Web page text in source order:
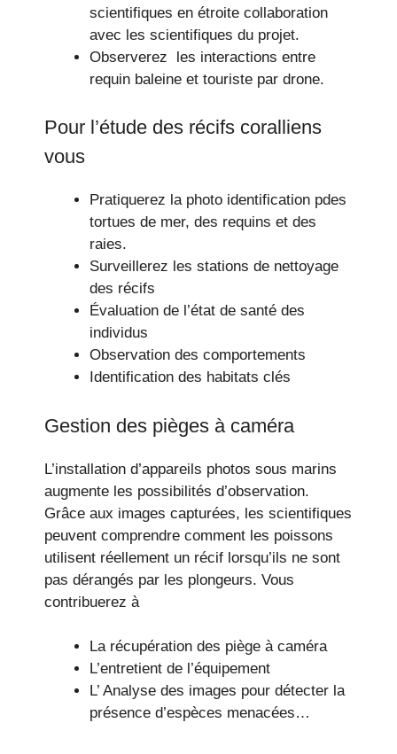
scientifiques en étroite collaboration
avec les scientifiques du projet.
Observerez les interactions entre
requin baleine et touriste par drone.
Pour l’étude des récifs coralliens
vous
Pratiquerez la photo identification pdes
tortues de mer, des requins et des
raies.
Surveillerez les stations de nettoyage
des récifs
Évaluation de l’état de santé des
individus
Observation des comportements
Identification des habitats clés
Gestion des pièges à caméra
L’installation d’appareils photos sous marins
augmente les possibilités d’observation.
Grâce aux images capturées, les scientifiques
peuvent comprendre comment les poissons
utilisent réellement un récif lorsqu’ils ne sont
pas dérangés par les plongeurs. Vous
contribuerez à
La récupération des piège à caméra
L’entretient de l’équipement
L’ Analyse des images pour détecter la
présence d’espèces menacées…